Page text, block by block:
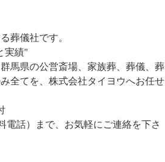
葬儀社です。
実績"
馬県の公営斎場、家族葬、葬儀、葬
全てを、株式会社タイヨウへお任せ
電話）まで、お気軽にご連絡を下さ